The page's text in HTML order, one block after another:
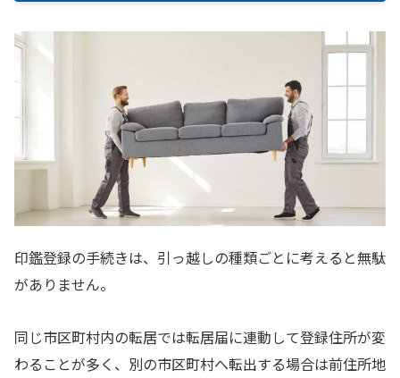
印鑑登録の手続きは、引っ越しの種類ごとに考えると無駄
がありません。
同じ市区町村内の転居では転居届に連動して登録住所が変
わることが多く、別の市区町村へ転出する場合は前住所地